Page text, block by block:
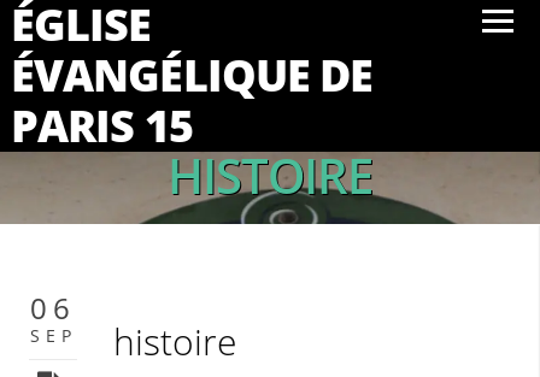
ÉGLISE
ÉVANGÉLIQUE DE
PARIS 15
HISTOIRE
06
SEP histoire